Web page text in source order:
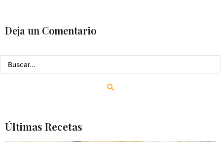
Deja un Comentario
Últimas Recetas